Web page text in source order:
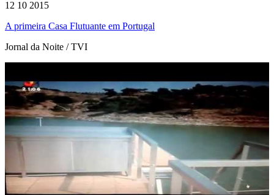
12 10 2015
A primeira Casa Flutuante em Portugal
Jornal da Noite / TVI